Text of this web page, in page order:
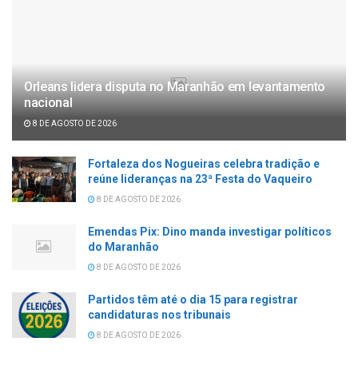
Orleans lidera disputa no Maranhão em levantamento
nacional
8 DE AGOSTO DE 2026
Fortaleza dos Nogueiras celebra tradição e
reúne lideranças na 23ª Festa do Vaqueiro
8 DE AGOSTO DE 2026
Emendas Pix: Dino manda investigar políticos
do Maranhão
8 DE AGOSTO DE 2026
Partidos têm até o dia 15 para registrar
candidaturas nos tribunais
8 DE AGOSTO DE 2026